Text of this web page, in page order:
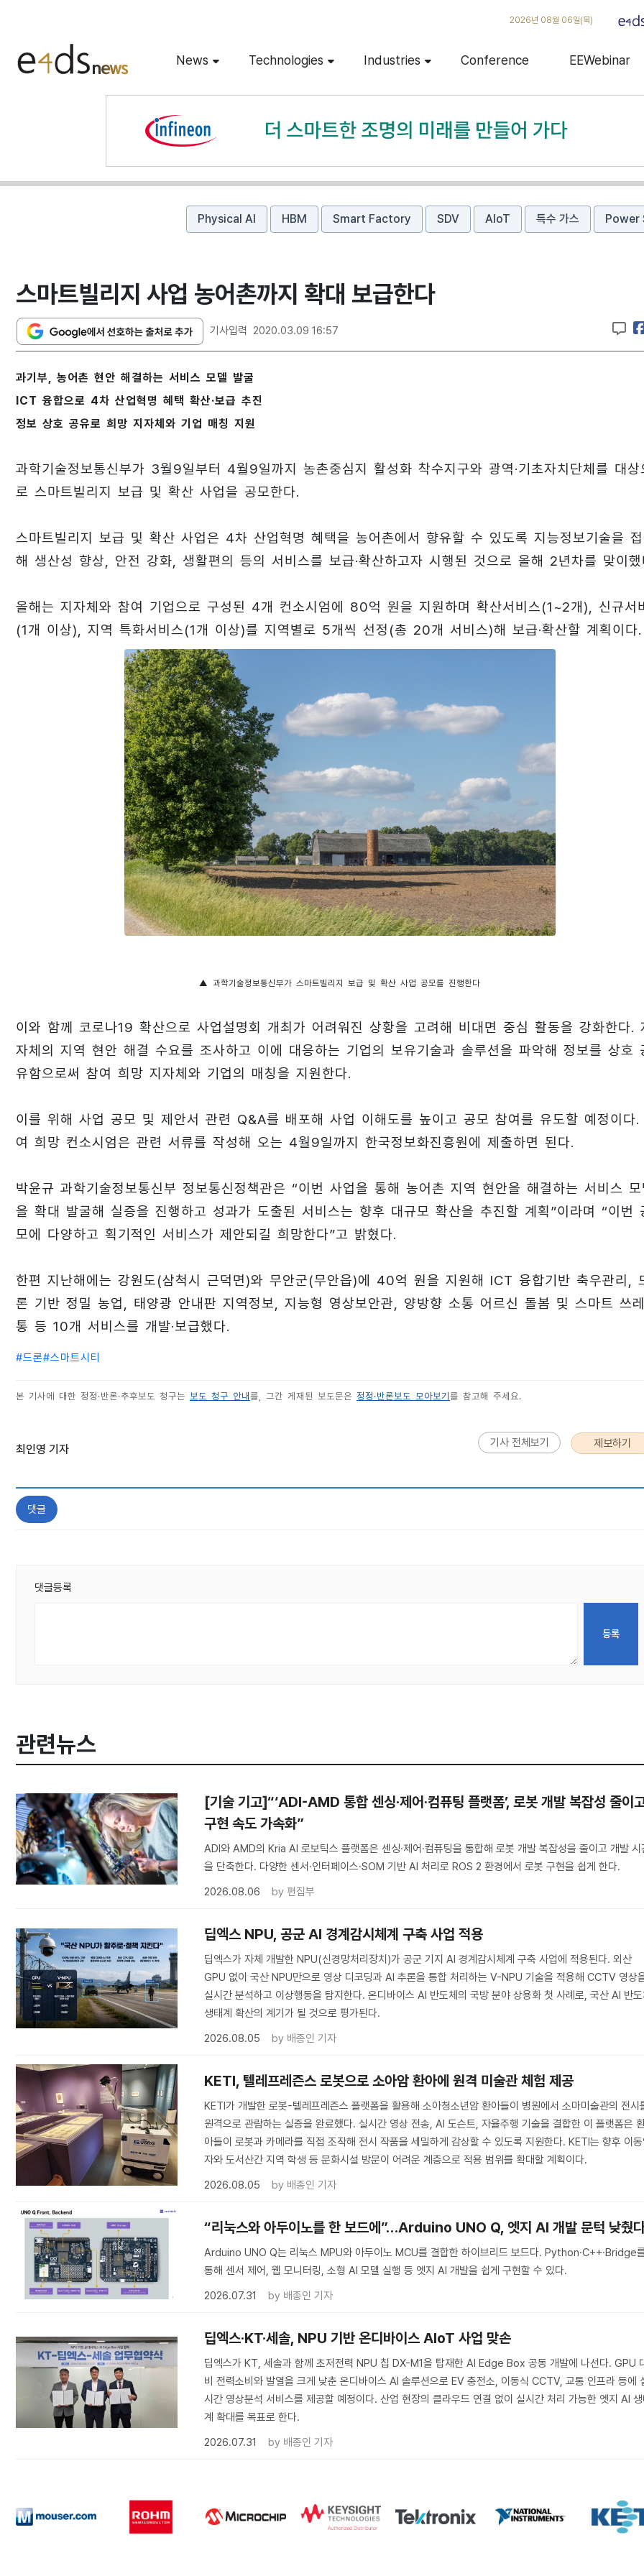
2026년 08월 06일(목)
News Technologies Industries Conference EEWebinar
Physical AI HBM Smart Factory SDV AIoT 특수 가스 Power
스마트빌리지 사업 농어촌까지 확대 보급한다
기사입력 2020.03.09 16:57
과기부, 농어촌 현안 해결하는 서비스 모델 발굴
ICT 융합으로 4차 산업혁명 혜택 확산·보급 추진
정보 상호 공유로 희망 지자체와 기업 매칭 지원
과학기술정보통신부가 3월9일부터 4월9일까지 농촌중심지 활성화 착수지구와 광역·기초자치단체를 대상
로 스마트빌리지 보급 및 확산 사업을 공모한다.
스마트빌리지 보급 및 확산 사업은 4차 산업혁명 혜택을 농어촌에서 향유할 수 있도록 지능정보기술을
해 생산성 향상, 안전 강화, 생활편의 등의 서비스를 보급·확산하고자 시행된 것으로 올해 2년차를 맞이
올해는 지자체와 참여 기업으로 구성된 4개 컨소시엄에 80억 원을 지원하며 확산서비스(1~2개), 신규서
(1개 이상), 지역 특화서비스(1개 이상)를 지역별로 5개씩 선정(총 20개 서비스)해 보급·확산할 계획이다.
▲ 과학기술정보통신부가 스마트빌리지 보급 및 확산 사업 공모를 진행한다
이와 함께 코로나19 확산으로 사업설명회 개최가 어려워진 상황을 고려해 비대면 중심 활동을 강화한다.
자체의 지역 현안 해결 수요를 조사하고 이에 대응하는 기업의 보유기술과 솔루션을 파악해 정보를 상호
유함으로써 참여 희망 지자체와 기업의 매칭을 지원한다.
이를 위해 사업 공모 및 제안서 관련 Q&A를 배포해 사업 이해도를 높이고 공모 참여를 유도할 예정이다.
여 희망 컨소시엄은 관련 서류를 작성해 오는 4월9일까지 한국정보화진흥원에 제출하면 된다.
박윤규 과학기술정보통신부 정보통신정책관은 “이번 사업을 통해 농어촌 지역 현안을 해결하는 서비스
을 확대 발굴해 실증을 진행하고 성과가 도출된 서비스는 향후 대규모 확산을 추진할 계획”이라며 “이번
모에 다양하고 획기적인 서비스가 제안되길 희망한다”고 밝혔다.
한편 지난해에는 강원도(삼척시 근덕면)와 무안군(무안읍)에 40억 원을 지원해 ICT 융합기반 축우관리,
론 기반 정밀 농업, 태양광 안내판 지역정보, 지능형 영상보안관, 양방향 소통 어르신 돌봄 및 스마트 쓰
통 등 10개 서비스를 개발·보급했다.
#드론#스마트시티
본 기사에 대한 정정·반론·추후보도 청구는 보도 청구 안내 를, 그간 게재된 보도문은 정정·반론보도 모아보기 를 참고해 주세요.
최인영 기자 기사 전체보기 제보하기
댓글
댓글등록
관련뉴스
[기술 기고]“‘ADI-AMD 통합 센싱·제어·컴퓨팅 플랫폼’, 로봇 개발 복잡성 줄이
구현 속도 가속화”
ADI와 AMD의 Kria AI 로보틱스 플랫폼은 센싱·제어·컴퓨팅을 통합해 로봇 개발 복잡성을 줄이고 개발 시
을 단축한다. 다양한 센서·인터페이스·SOM 기반 AI 처리로 ROS 2 환경에서 로봇 구현을 쉽게 한다.
2026.08.06
by편집부
딥엑스 NPU, 공군 AI 경계감시체계 구축 사업 적용
딥엑스가 자체 개발한 NPU(신경망처리장치)가 공군 기지 AI 경계감시체계 구축 사업에 적용된다. 외산
GPU 없이 국산 NPU만으로 영상 디코딩과 AI 추론을 통합 처리하는 V-NPU 기술을 적용해 CCTV 영상
실시간 분석하고 이상행동을 탐지한다. 온디바이스 AI 반도체의 국방 분야 상용화 첫 사례로, 국산 AI 반
생태계 확산의 계기가 될 것으로 평가된다.
2026.08.05
by 배종인 기자
KETI, 텔레프레즌스 로봇으로 소아암 환아에 원격 미술관 체험 제공
KETI가 개발한 로봇-텔레프레즌스 플랫폼을 활용해 소아청소년암 환아들이 병원에서 소마미술관의 전시
원격으로 관람하는 실증을 완료했다. 실시간 영상 전송, AI 도슨트, 자율주행 기술을 결합한 이 플랫폼은
아들이 로봇과 카메라를 직접 조작해 전시 작품을 세밀하게 감상할 수 있도록 지원한다. KETI는 향후 이
자와 도서산간 지역 학생 등 문화시설 방문이 어려운 계층으로 적용 범위를 확대할 계획이다.
2026.08.05
by 배종인 기자
“리눅스와 아두이노를 한 보드에”…Arduino UNO Q, 엣지 AI 개발 문턱 낮췄
Arduino UNO Q는 리눅스 MPU와 아두이노 MCU를 결합한 하이브리드 보드다. Python·C++·Bridge
통해 센서 제어, 웹 모니터링, 소형 AI 모델 실행 등 엣지 AI 개발을 쉽게 구현할 수 있다.
2026.07.31
by 배종인 기자
딥엑스·KT·세솔, NPU 기반 온디바이스 AIoT 사업 맞손
딥엑스가 KT, 세솔과 함께 초저전력 NPU 칩 DX-M1을 탑재한 AI Edge Box 공동 개발에 나선다. GPU
비 전력소비와 발열을 크게 낮춘 온디바이스 AI 솔루션으로 EV 충전소, 이동식 CCTV, 교통 인프라 등에
시간 영상분석 서비스를 제공할 예정이다. 산업 현장의 클라우드 연결 없이 실시간 처리 가능한 엣지 AI
계 확대를 목표로 한다.
2026.07.31
by 배종인 기자